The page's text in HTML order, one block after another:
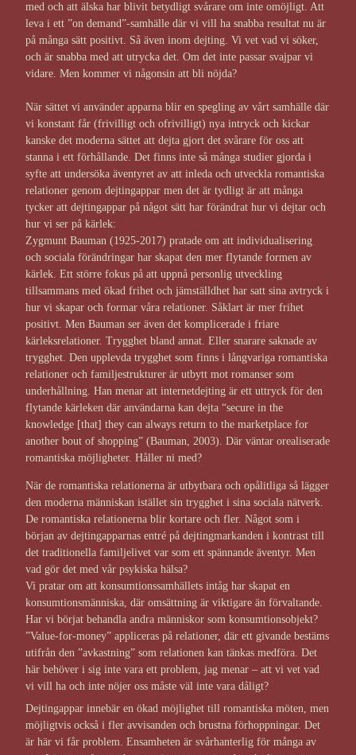
med och att älska har blivit betydligt svårare om inte omöjligt. Att
leva i ett ”on demand”-samhälle där vi vill ha snabba resultat nu är
på många sätt positivt. Så även inom dejting. Vi vet vad vi söker,
och är snabba med att utrycka det. Om det inte passar svajpar vi
vidare. Men kommer vi någonsin att bli nöjda?
När sättet vi använder apparna blir en spegling av vårt samhälle där
vi konstant får (frivilligt och ofrivilligt) nya intryck och kickar
kanske det moderna sättet att dejta gjort det svårare för oss att
stanna i ett förhållande. Det finns inte så många studier gjorda i
syfte att undersöka äventyret av att inleda och utveckla romantiska
relationer genom dejtingappar men det är tydligt är att många
tycker att dejtingappar på något sätt har förändrat hur vi dejtar och
hur vi ser på kärlek:
Zygmunt Bauman (1925-2017) pratade om att individualisering
och sociala förändringar har skapat den mer flytande formen av
kärlek. Ett större fokus på att uppnå personlig utveckling
tillsammans med ökad frihet och jämställdhet har satt sina avtryck i
hur vi skapar och formar våra relationer. Såklart är mer frihet
positivt. Men Bauman ser även det komplicerade i friare
kärleksrelationer. Trygghet bland annat. Eller snarare saknade av
trygghet. Den upplevda trygghet som finns i långvariga romantiska
relationer och familjestrukturer är utbytt mot romanser som
underhållning. Han menar att internetdejting är ett uttryck för den
flytande kärleken där användarna kan dejta “secure in the
knowledge [that] they can always return to the marketplace for
another bout of shopping” (Bauman, 2003). Där väntar orealiserade
romantiska möjligheter. Håller ni med?
När de romantiska relationerna är utbytbara och opålitliga så lägger
den moderna människan istället sin trygghet i sina sociala nätverk.
De romantiska relationerna blir kortare och fler. Något som i
början av dejtingapparnas entré på dejtingmarkanden i kontrast till
det traditionella familjelivet var som ett spännande äventyr. Men
vad gör det med vår psykiska hälsa?
Vi pratar om att konsumtionssamhällets intåg har skapat en
konsumtionsmänniska, där omsättning är viktigare än förvaltande.
Har vi börjat behandla andra människor som konsumtionsobjekt?
”Value-for-money” appliceras på relationer, där ett givande bestäms
utifrån den ”avkastning” som relationen kan tänkas medföra. Det
här behöver i sig inte vara ett problem, jag menar – att vi vet vad
vi vill ha och inte nöjer oss måste väl inte vara dåligt?
Dejtingappar innebär en ökad möjlighet till romantiska möten, men
möjligtvis också i fler avvisanden och brustna förhoppningar. Det
är här vi får problem. Ensamheten är svårhanterlig för många av